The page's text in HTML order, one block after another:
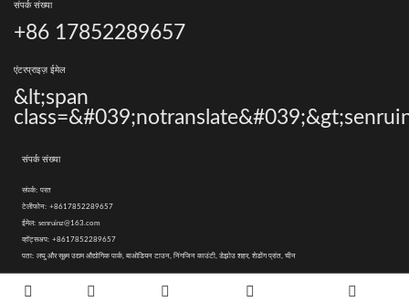
संपर्क संख्या
+86 17852289657
एंटरप्राइज़ ईमेल
&lt;span
संपर्क संख्या
संपर्क: परत
टेलीफोन: +8617852289657
ईमेल: senruinz@163.com
व्हॉट्सअप: +8617852289657
पता: लघु और सूक्ष्म उद्यम औद्योगिक पार्क, बाओडियन टाउन, निंगजिन काउंटी, डेझोउ शहर, शेडोंग प्रांत, चीन